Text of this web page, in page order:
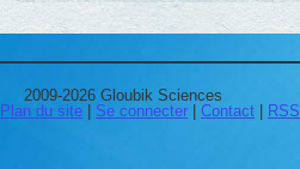
2009-2026 Gloubik Sciences
Plan du site | Se connecter | Contact |